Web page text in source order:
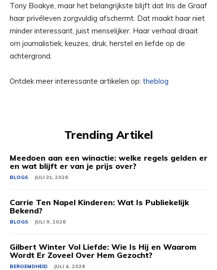
Tony Boakye, maar het belangrijkste blijft dat Iris de Graaf
haar privéleven zorgvuldig afschermt. Dat maakt haar niet
minder interessant, juist menselijker. Haar verhaal draait
om journalistiek, keuzes, druk, herstel en liefde op de
achtergrond.
Ontdek meer interessante artikelen op: theblog
Trending Artikel
Meedoen aan een winactie: welke regels gelden er
en wat blijft er van je prijs over?
BLOGS JULI 31, 2026
Carrie Ten Napel Kinderen: Wat Is Publiekelijk
Bekend?
BLOGS JULI 9, 2026
Gilbert Winter Vol Liefde: Wie Is Hij en Waarom
Wordt Er Zoveel Over Hem Gezocht?
BEROEMDHEID JULI 4, 2026